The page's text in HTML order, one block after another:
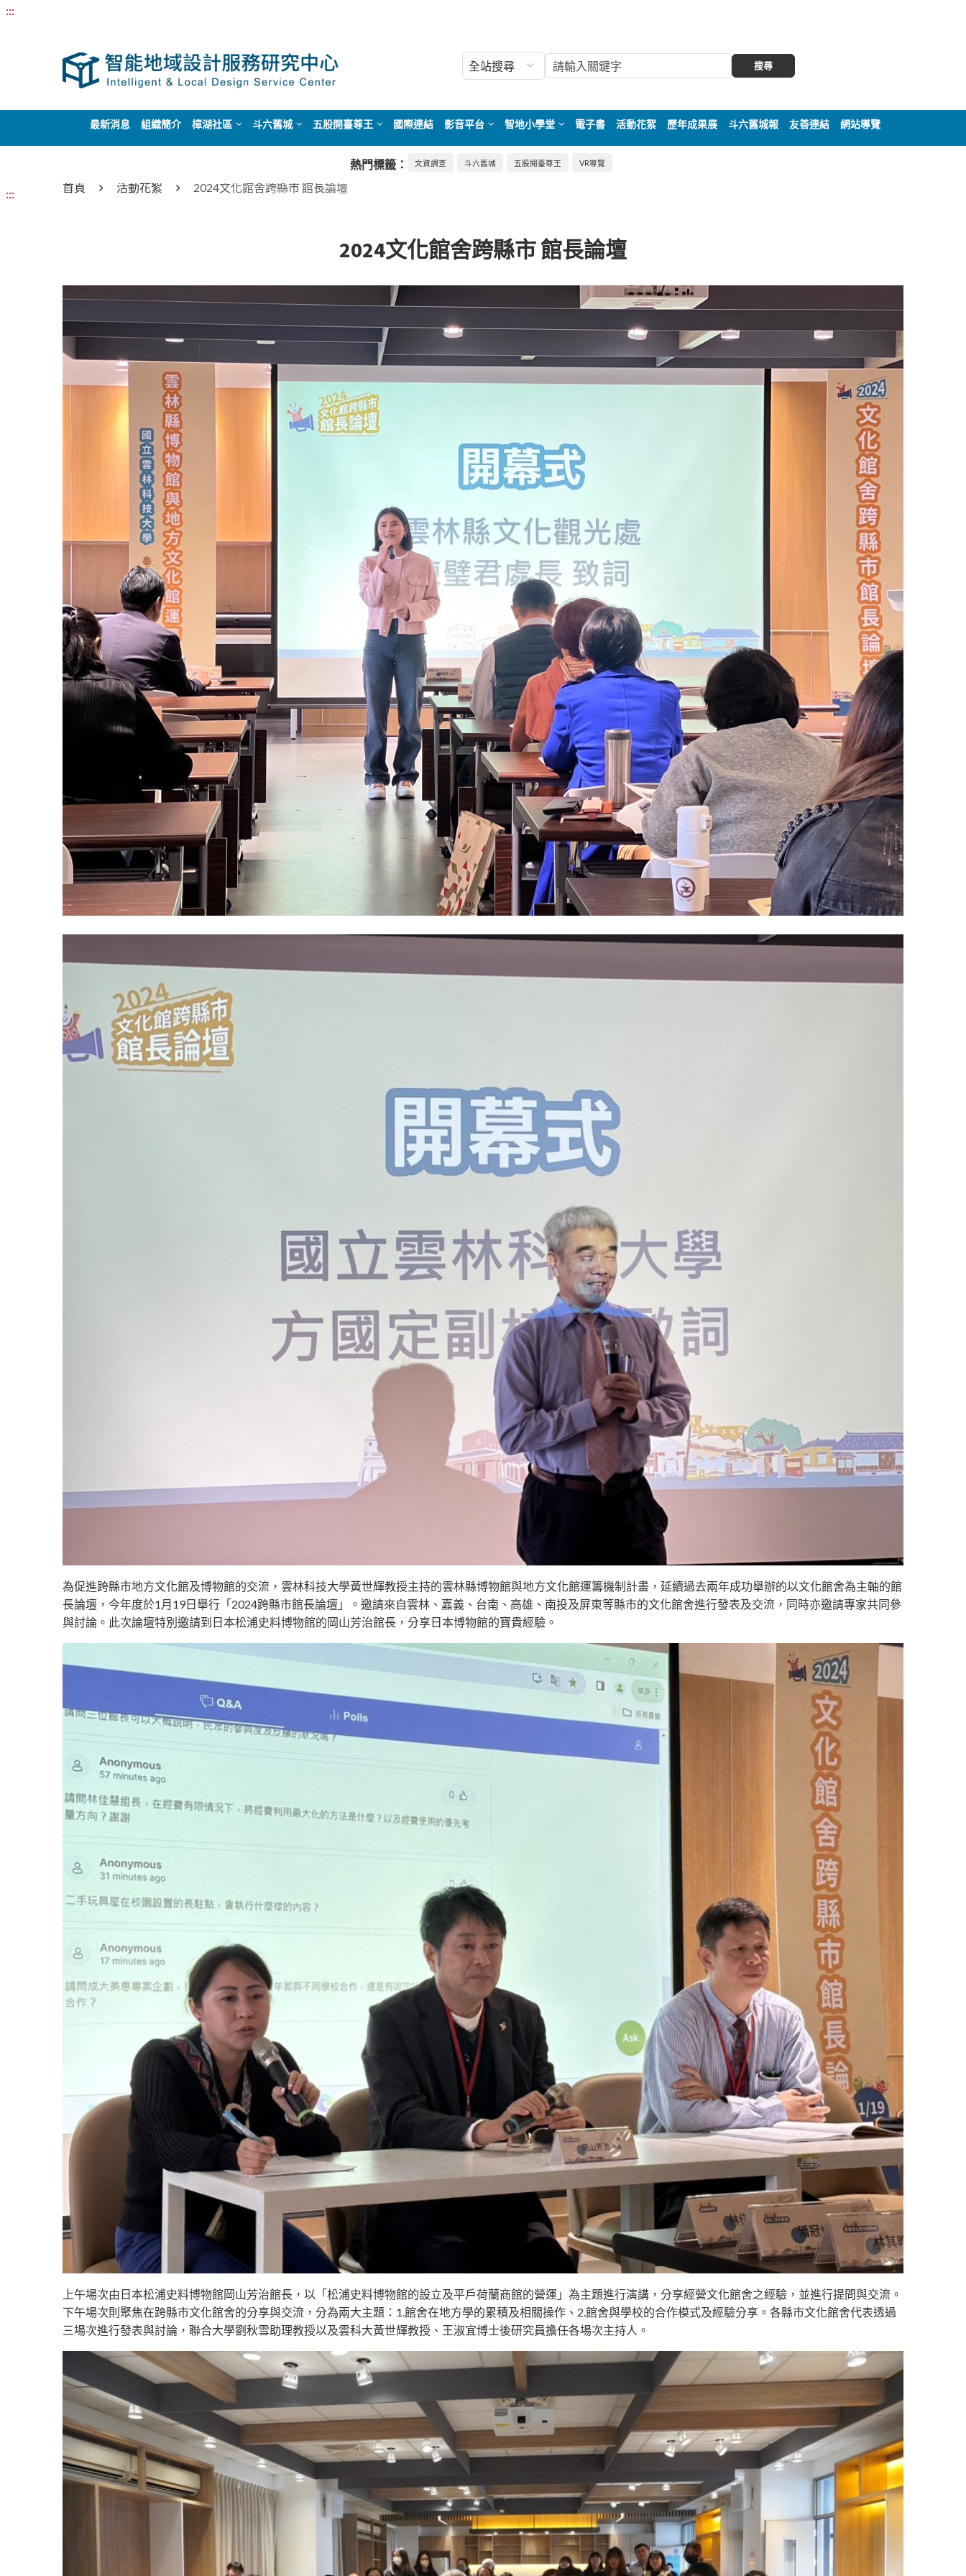
:::
搜尋
最新消息 組織簡介 樟湖社區 斗六舊城 五股開臺尊王 國際連結 影音平台 智地小學堂 電子書 活動花絮 歷年成果展 斗六舊城報 友善連結 網站導覽
熱門標籤： 文資調查 斗六舊城 五股開臺尊王 VR導覽
::: 首頁 活動花絮 2024文化館舍跨縣市 館長論壇
2024文化館舍跨縣市 館長論壇
為促進跨縣市地方文化館及博物館的交流，雲林科技大學黃世輝教授主持的雲林縣博物館與地方文化館運籌機制計畫，延續過去兩年成功舉辦的以文化館舍為主軸的館
長論壇，今年度於1月19日舉行「2024跨縣市館長論壇」。邀請來自雲林、嘉義、台南、高雄、南投及屏東等縣市的文化館舍進行發表及交流，同時亦邀請專家共同參
與討論。此次論壇特別邀請到日本松浦史料博物館的岡山芳治館長，分享日本博物館的寶貴經驗。
上午場次由日本松浦史料博物館岡山芳治館長，以「松浦史料博物館的設立及平戶荷蘭商館的營運」為主題進行演講，分享經營文化館舍之經驗，並進行提問與交流。
下午場次則聚焦在跨縣市文化館舍的分享與交流，分為兩大主題：1.館舍在地方學的累積及相關操作、2.館舍與學校的合作模式及經驗分享。各縣市文化館舍代表透過
三場次進行發表與討論，聯合大學劉秋雪助理教授以及雲科大黃世輝教授、王淑宜博士後研究員擔任各場次主持人。